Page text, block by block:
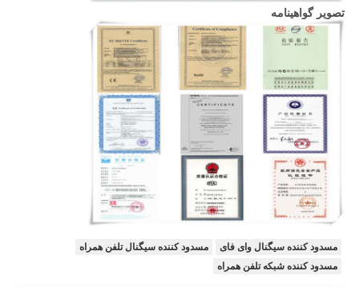
تصویر گواهینامه
مسدود کننده سیگنال وای فای
مسدود کننده سیگنال تلفن همراه
مسدود کننده شبکه تلفن همراه